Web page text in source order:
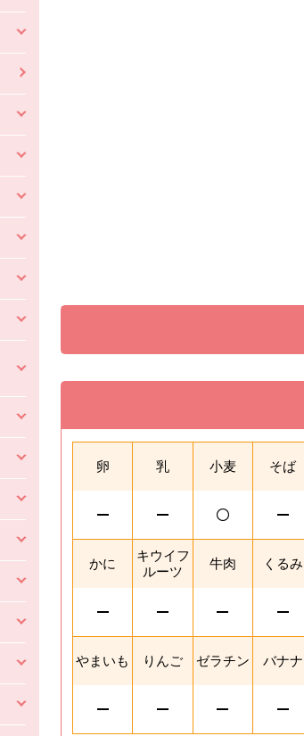
卵 乳 小麦 そば
かに
キウイフ
ルーツ
牛肉 くるみ
やまいも りんご ゼラチン バナナ